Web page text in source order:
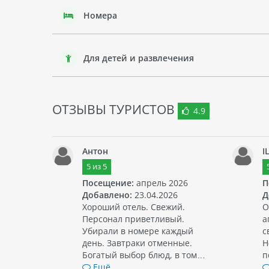
Номера
Для детей и развлечения
ОТЗЫВЫ ТУРИСТОВ 4.9
Антон
5из 5
Посещение: апрель 2026
Добавлено: 23.04.2026
Хороший отель. Свежий.
Персонал приветливый.
Убирали в номере каждый
день. Завтраки отменные.
Богатый выбор блюд, в том…